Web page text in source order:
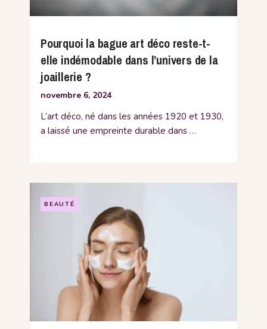
Pourquoi la bague art déco reste-t-
elle indémodable dans l’univers de la
joaillerie ?
novembre 6, 2024
L’art déco, né dans les années 1920 et 1930,
a laissé une empreinte durable dans …
BEAUTÉ